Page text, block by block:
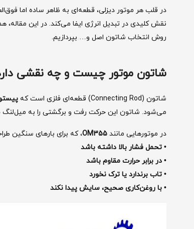
در قلب هر موتور دیزلی، قطعه‌ای به ظاهر ساده اما
نقش کلیدی در تبدیل انرژی ایفا می‌کند. در این مقاله،
روش انتخاب شاتون اصل و… بپردازیم.
شاتون موتور چیست و چه نقشی
شاتون (Connecting Rod) قطعه‌ای فلزی است که
می‌شود. شاتون این حرکت رفت و برگشتی را به میل‌لنگ
در موتورهایی مانند OM355
، که برای بارهای سنگین
• تحمل فشار بالا داشته باشد
• در برابر حرارت مقاوم باشد
• تاب برندارد یا ترک نخورد
• با روغن‌کاری صحیح، سایش پیدا نکند